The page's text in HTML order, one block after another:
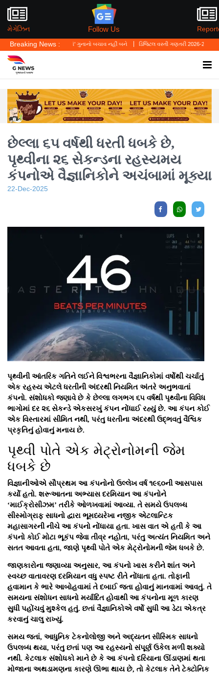
મેગેઝિન Follow Us
Breaking News :
કહ્યું—'પર્સનલ લો' ગુનાનો બચાવ નહીં બને ડિજિટલ વસ્તી ગણતરી 2026-27નો પ્રારંભ, ઘર
છેલ્લા ૬૫ વર્ષથી ધરતી ધબકે છે,
પૃથ્વીના ૨૬ સેકન્ડના રહસ્યમય
કંપનોએ વૈજ્ઞાનિકોને અચંબામાં મૂક્યા
22-Dec-2025
પૃથ્વીની આંતરિક ગતિને લઈને વિશ્વભરના વૈજ્ઞાનિકોમાં વર્ષોથી ચર્ચાતું
એક રહસ્ય એટલે ધરતીની અંદરથી નિયમિત અંતરે અનુભવાતાં
કંપનો. સંશોધકો જણાવે છે કે છેલ્લા લગભગ ૬૫ વર્ષથી પૃથ્વીના વિવિધ
ભાગોમાં દર ૨૬ સેકન્ડે એકસરખું કંપન નોંધાઈ રહ્યું છે. આ કંપન કોઈ
એક વિસ્તારમાં સીમિત નથી, પરંતુ ધરતીના અંદરથી ઉદ્ભવતું વૈશ્વિક
પ્રકૃતિનું હોવાનું મનાય છે.
પૃથ્વી પોતે એક મેટ્રોનોમની જેમ
ધબકે છે
વિજ્ઞાનીઓએ સૌપ્રથમ આ કંપનોનો ઉલ્લેખ વર્ષ ૧૯૬૦ની આસપાસ
કર્યો હતો. શરૂઆતના અભ્યાસ દરમિયાન આ કંપનોને
‘માઈક્રોસીઝમ’ તરીકે ઓળખવામાં આવ્યા. તે સમયે ઉપલબ્ધ
સીસ્મોગ્રાફ સાધનો દ્વારા ભૂમધ્યરેખા નજીક એટલાન્ટિક
મહાસાગરની નીચે આ કંપનો નોંધાયા હતા. ખાસ વાત એ હતી કે આ
કંપનો કોઈ મોટા ભૂકંપ જેવા તીવ્ર નહોતા, પરંતુ અત્યંત નિયમિત અને
સતત આવતા હતા, જાણે પૃથ્વી પોતે એક મેટ્રોનોમની જેમ ધબકે છે.
જાણકારોના જણાવ્યા અનુસાર, આ કંપનો ખાસ કરીને શાંત અને
સ્વચ્છ વાતાવરણ દરમિયાન વધુ સ્પષ્ટ રીતે નોંધાતા હતા. તોફાની
હવામાન કે ભારે આબોહવામાં તે દબાઈ જતા હોવાનું માનવામાં આવતું. તે
સમયના સંશોધન સાધનો મર્યાદિત હોવાથી આ કંપનોના મૂળ કારણ
સુધી પહોંચવું મુશ્કેલ હતું. છતાં વૈજ્ઞાનિકોએ વર્ષો સુધી આ ડેટા એકત્ર
કરવાનું ચાલુ રાખ્યું.
સમય જતાં, આધુનિક ટેકનોલોજી અને અદ્યતન સીસ્મિક સાધનો
ઉપલબ્ધ થયા, પરંતુ છતાં પણ આ રહસ્યનો સંપૂર્ણ ઉકેલ મળી શક્યો
નથી. કેટલાક સંશોધકો માને છે કે આ કંપનો દરિયાના ઊંડાણમાં થતા
મોજાના અથડામણના કારણે ઊભા થાય છે, તો કેટલાક તેને ટેક્ટોનિક